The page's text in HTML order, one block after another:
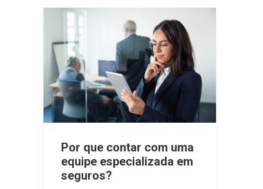
Por que contar com uma
equipe especializada em
seguros?